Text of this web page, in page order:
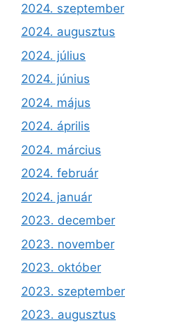
2024. szeptember
2024. augusztus
2024. július
2024. június
2024. május
2024. április
2024. március
2024. február
2024. január
2023. december
2023. november
2023. október
2023. szeptember
2023. augusztus